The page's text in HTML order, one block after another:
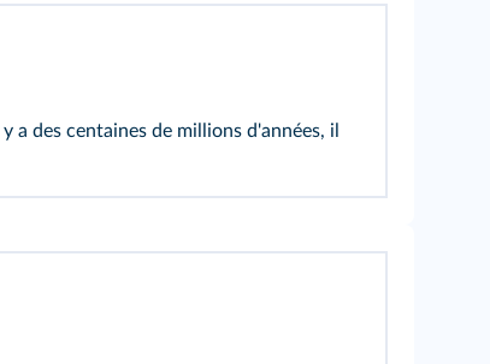
a des centaines de millions d'années, il